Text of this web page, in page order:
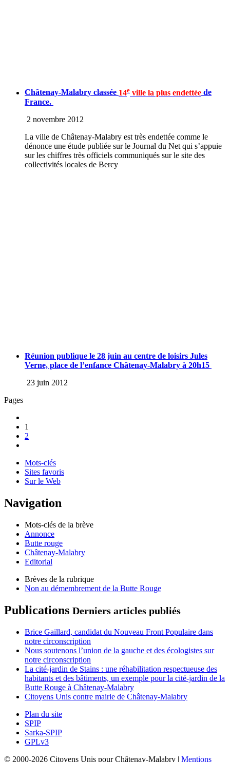
Châtenay-Malabry classée 14e ville la plus endettée de
France.
2 novembre 2012
La ville de Châtenay-Malabry est très endettée comme le
dénonce une étude publiée sur le Journal du Net qui s’appuie
sur les chiffres très officiels communiqués sur le site des
collectivités locales de Bercy
Réunion publique le 28 juin au centre de loisirs Jules
Verne, place de l’enfance Châtenay-Malabry à 20h15
23 juin 2012
Pages
1
2
Mots-clés
Sites favoris
Sur le Web
Navigation
Mots-clés de la brève
Annonce
Butte rouge
Châtenay-Malabry
Editorial
Brèves de la rubrique
Non au démembrement de la Butte Rouge
Publications Derniers articles publiés
Brice Gaillard, candidat du Nouveau Front Populaire dans
notre circonscription
Nous soutenons l’union de la gauche et des écologistes sur
notre circonscription
La cité-jardin de Stains : une réhabilitation respectueuse des
habitants et des bâtiments, un exemple pour la cité-jardin de la
Butte Rouge à Châtenay-Malabry
Citoyens Unis contre mairie de Châtenay-Malabry
Plan du site
SPIP
Sarka-SPIP
GPLv3
© 2000-2026 Citoyens Unis pour Châtenay-Malabry | Mentions